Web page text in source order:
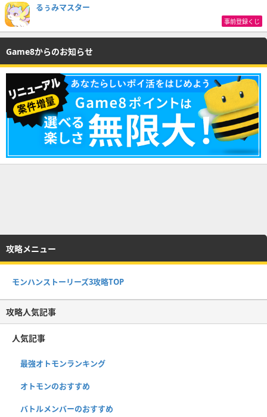
るぅみマスター
事前登録くじ
Game8からのお知らせ
攻略メニュー
モンハンストーリーズ3攻略TOP
攻略人気記事
人気記事
最強オトモンランキング
オトモンのおすすめ
バトルメンバーのおすすめ